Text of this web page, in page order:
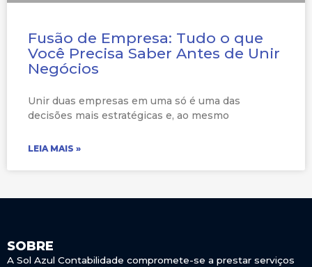
Fusão de Empresa: Tudo o que
Você Precisa Saber Antes de Unir
Negócios
Unir duas empresas em uma só é uma das
decisões mais estratégicas e, ao mesmo
LEIA MAIS »
SOBRE
A Sol Azul Contabilidade compromete-se a prestar serviços